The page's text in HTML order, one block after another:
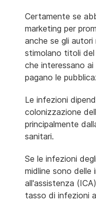
Certamente se
marketing per
anche se gli
stimolano titoli del
che interessano
pagano le
Le infezioni
colonizzazione
principalmente
sanitari.
Se le infezioni
midline sono delle
all'assistenza
tasso di infezioni